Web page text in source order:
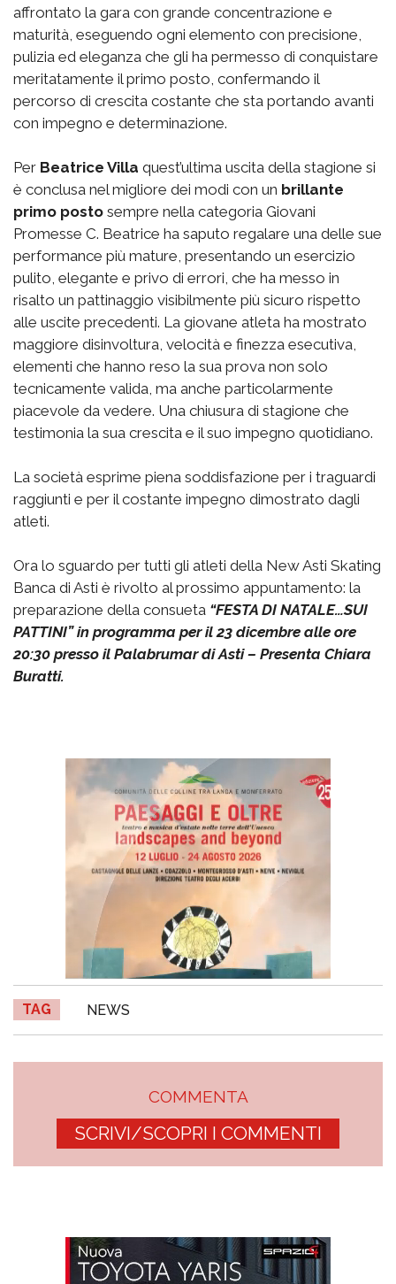
affrontato la gara con grande concentrazione e
maturità, eseguendo ogni elemento con precisione,
pulizia ed eleganza che gli ha permesso di conquistare
meritatamente il primo posto, confermando il
percorso di crescita costante che sta portando avanti
con impegno e determinazione.
Per Beatrice Villa quest’ultima uscita della stagione si
è conclusa nel migliore dei modi con un brillante
primo posto sempre nella categoria Giovani
Promesse C. Beatrice ha saputo regalare una delle sue
performance più mature, presentando un esercizio
pulito, elegante e privo di errori, che ha messo in
risalto un pattinaggio visibilmente più sicuro rispetto
alle uscite precedenti. La giovane atleta ha mostrato
maggiore disinvoltura, velocità e finezza esecutiva,
elementi che hanno reso la sua prova non solo
tecnicamente valida, ma anche particolarmente
piacevole da vedere. Una chiusura di stagione che
testimonia la sua crescita e il suo impegno quotidiano.
La società esprime piena soddisfazione per i traguardi
raggiunti e per il costante impegno dimostrato dagli
atleti.
Ora lo sguardo per tutti gli atleti della New Asti Skating
Banca di Asti è rivolto al prossimo appuntamento: la
preparazione della consueta “FESTA DI NATALE…SUI
PATTINI” in programma per il 23 dicembre alle ore
20:30 presso il Palabrumar di Asti – Presenta Chiara
Buratti.
TAG NEWS
COMMENTA
SCRIVI/SCOPRI I COMMENTI